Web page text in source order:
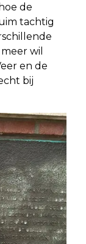
de
tachtig
wil
en de
bij